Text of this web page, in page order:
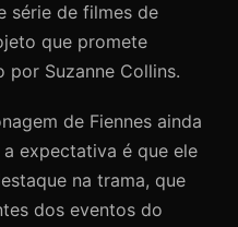
série de filmes de
que promete
por Suzanne Collins.
de Fiennes ainda
expectativa é que ele
na trama, que
dos eventos do